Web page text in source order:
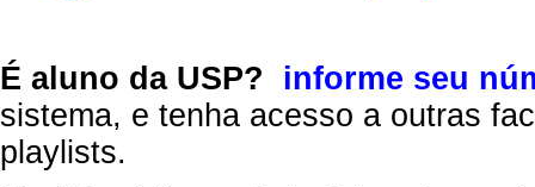
É aluno da USP?
informe seu
sistema, e tenha acesso a outras
playlists.